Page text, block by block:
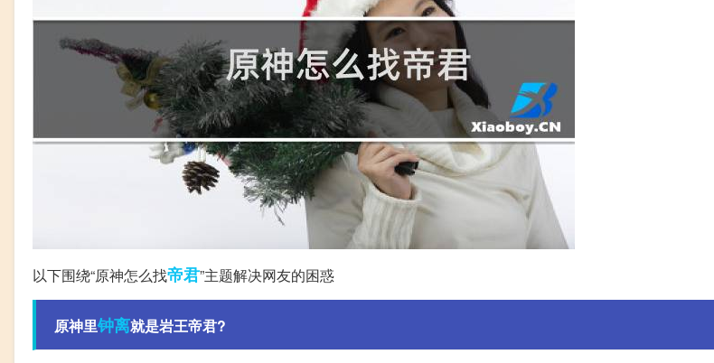
以下围绕“原神怎么找帝君”主题解决网友的困惑
原神里钟离就是岩王帝君?